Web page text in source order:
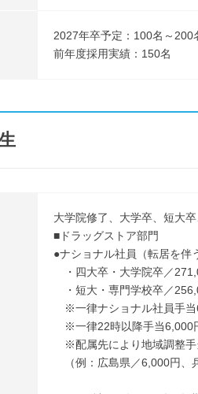
2027年卒予定：100名～200
前年度採用実績：150名
大学院修了、大学卒、短大
■ドラッグストア部門
●ナショナル社員（転居を伴
・四大卒・大学院卒／
・短大・専門学校卒／
※一律ナショナル社員手当
※一律22時以降手当6,000
※配属先により地域調整手
（例：広島県／6,000円、